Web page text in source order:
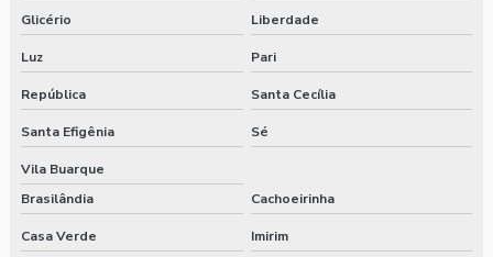
Glicério Liberdade
Luz Pari
República Santa Cecília
Santa Efigênia Sé
Vila Buarque
Brasilândia
Cachoeirinha
Casa Verde Imirim